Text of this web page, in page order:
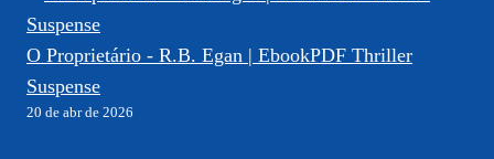
O Proprietário - R.B. Egan | EbookPDF Thriller
Suspense
20 de abr de 2026